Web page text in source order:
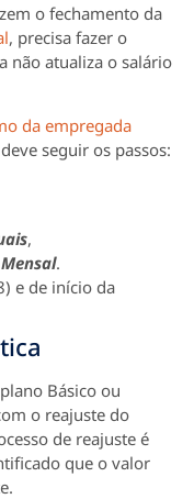
o fechamento da
, precisa fazer o
não atualiza o salário
da empregada
seguir os passos:
,
.
e de início da
Básico ou
o reajuste do
de reajuste é
que o valor